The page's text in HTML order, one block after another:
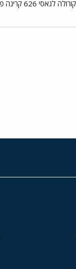
רנו מגאן תודה רבה.